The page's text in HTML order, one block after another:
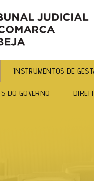
INSTRUMENTOS DE
DO GOVERNO